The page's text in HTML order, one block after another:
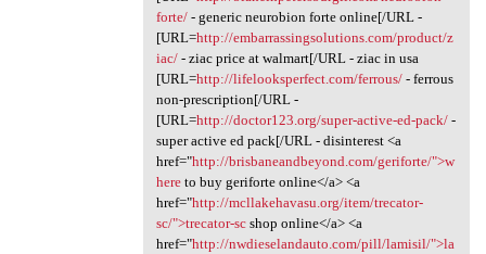
forte/- generic neurobion forte online[/URL -
[URL=http://embarrassingsolutions.com/product/z
iac/- ziac price at walmart[/URL - ziac in usa
[URL=http://lifelooksperfect.com/ferrous/- ferrous
non-prescription[/URL -
[URL=http://doctor123.org/super-active-ed-pack/-
super active ed pack[/URL - disinterest <a
href="http://brisbaneandbeyond.com/geriforte/">w
hereto buy geriforte online</a> <a
href="http://mcllakehavasu.org/item/trecator-
sc/">trecator-scshop online</a> <a
href="http://nwdieselandauto.com/pill/lamisil/">la